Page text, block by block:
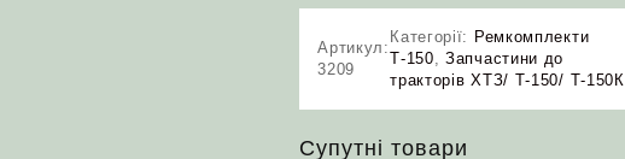
Артикул:
3209
Категорії: Ремкомплекти
Т-150,Запчастини до
тракторів ХТЗ/ Т-150/ Т-150К
Супутні товари